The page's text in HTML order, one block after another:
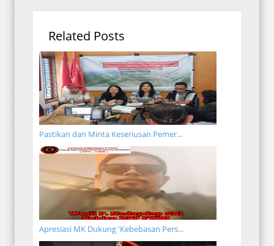
Related Posts
Pastikan dan Minta Keseriusan Pemer...
Apresiasi MK Dukung 'Kebebasan Pers...